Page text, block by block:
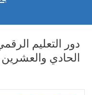
دور التعليم
الحادي